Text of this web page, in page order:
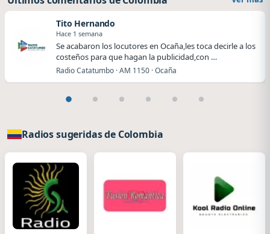
Tito Hernando
Hace 1 semana
Se acabaron los locutores en Ocaña,les toca decirle a los
costeños para que hagan la publicidad,con …
Radio Catatumbo · AM 1150 · Ocaña
Radios sugeridas de Colombia